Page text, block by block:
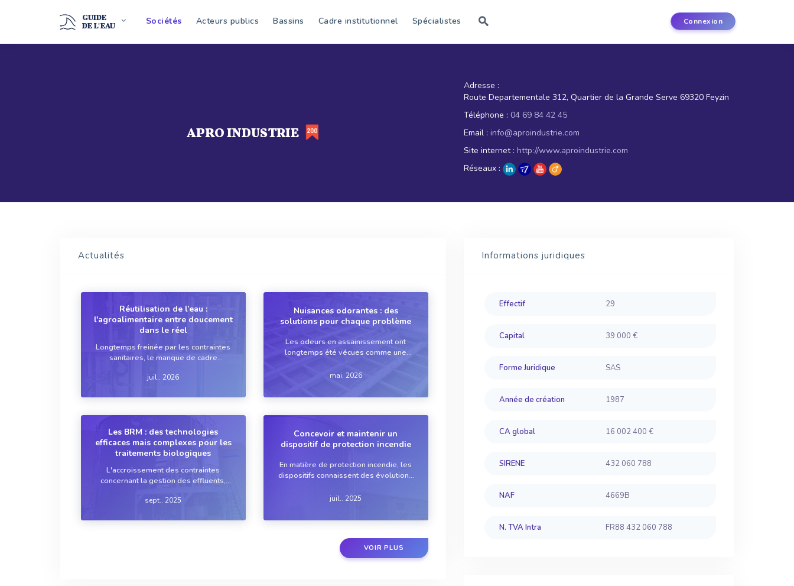
GUIDE
DE L'EAU Sociétés Acteurs publics Bassins Cadre institutionnel Spécialistes Connexion
APRO INDUSTRIE
Adresse :
Route Departementale 312, Quartier de la Grande Serve 69320 Feyzin
Téléphone : 04 69 84 42 45
Email : info@aproindustrie.com
Site internet : http://www.aproindustrie.com
Réseaux :
Actualités
Réutilisation de l’eau :
l'agroalimentaire entre doucement
dans le réel
Longtemps freinée par les contraintes
sanitaires, le manque de cadre
économiques encore difficiles à
commence à changer de dimension
juil.. 2026
Nuisances odorantes : des
solutions pour chaque problème
Les odeurs en assainissement ont
longtemps été vécues comme une
réseaux d’assainissement aux filtres
mai. 2026
Les BRM : des technologies
efficaces mais complexes pour les
traitements biologiques
L'accroissement des contraintes
concernant la gestion des effluents,
restrictions d’eau en période de
aller vers des procédés de traitement
sept.. 2025
Concevoir et maintenir un
dispositif de protection incendie
En matière de protection incendie, les
dispositifs connaissent des évolutions
enjeux de sécurité et aux risques
juil.. 2025
VOIR PLUS
Informations juridiques
Effectif 29
Capital 39 000 €
Forme Juridique SAS
Année de création 1987
CA global 16 002 400 €
SIRENE 432 060 788
NAF 4669B
N. TVA Intra FR88 432 060 788